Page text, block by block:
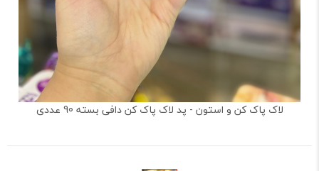
لاک پاک کن و استون - پد لاک پاک کن دافی بسته 90 عددی